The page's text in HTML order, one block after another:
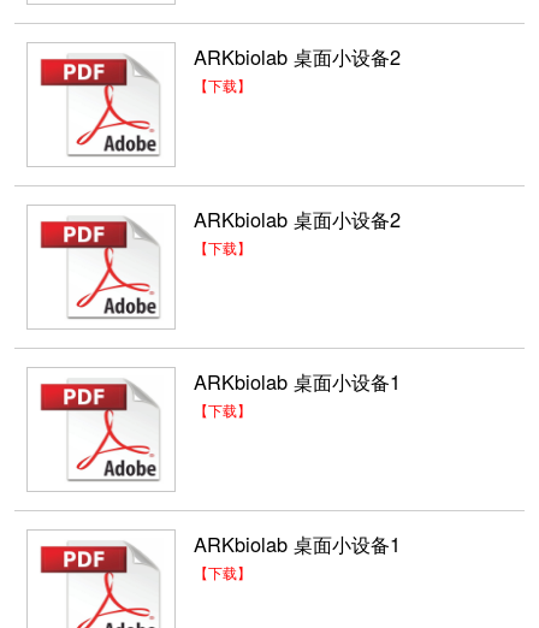
ARKbiolab 桌面小设备2
【下载】
ARKbiolab 桌面小设备2
【下载】
ARKbiolab 桌面小设备1
【下载】
ARKbiolab 桌面小设备1
【下载】